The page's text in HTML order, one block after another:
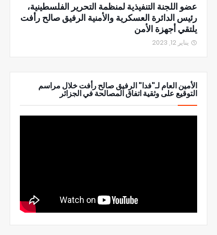
عضو اللجنة التنفيذية لمنظمة التحرير الفلسطينية،
رئيس الدائرة العسكرية والأمنية الرفيق صالح رأفت
يلتقي أجهزة الأمن
يناير 12, 2023
الأمين العام لـ"فدا" الرفيق صالح رأفت خلال مراسم
التوقيع على وثقية اتفاق المصالحة في الجزائر